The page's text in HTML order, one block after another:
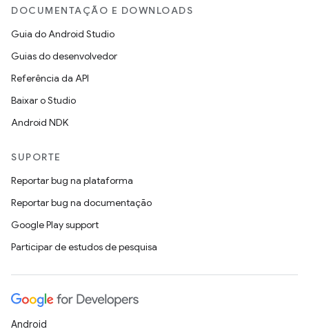
DOCUMENTAÇÃO E DOWNLOADS
Guia do Android Studio
Guias do desenvolvedor
Referência da API
Baixar o Studio
Android NDK
SUPORTE
Reportar bug na plataforma
Reportar bug na documentação
Google Play support
Participar de estudos de pesquisa
Android